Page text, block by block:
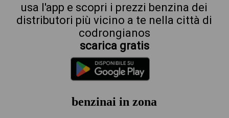
usa l'app e scopri i prezzi benzina dei
distributori più vicino a te nella città di
codrongianos
scarica gratis
benzinai in zona